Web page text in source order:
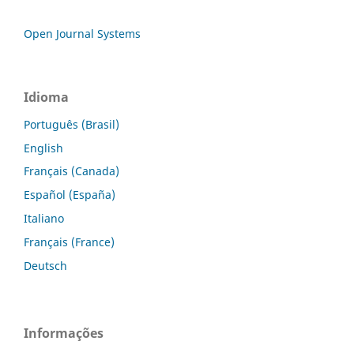
Open Journal Systems
Idioma
Português (Brasil)
English
Français (Canada)
Español (España)
Italiano
Français (France)
Deutsch
Informações